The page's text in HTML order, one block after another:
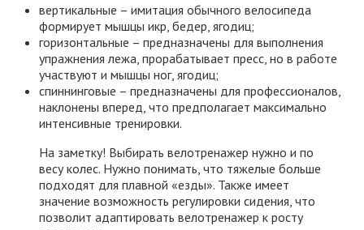
вертикальные – имитация обычного велосипеда
формирует мышцы икр, бедер, ягодиц;
горизонтальные – предназначены для выполнения
упражнения лежа, прорабатывает пресс, но в работе
участвуют и мышцы ног, ягодиц;
спиннинговые – предназначены для профессионалов,
наклонены вперед, что предполагает максимально
интенсивные тренировки.
На заметку! Выбирать велотренажер нужно и по
весу колес. Нужно понимать, что тяжелые больше
подходят для плавной «езды». Также имеет
значение возможность регулировки сидения, что
позволит адаптировать велотренажер к росту